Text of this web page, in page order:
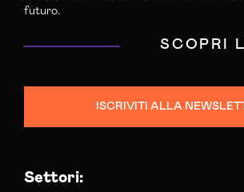
futuro.
SCOPRI
ISCRIVITI ALLA
Settori: